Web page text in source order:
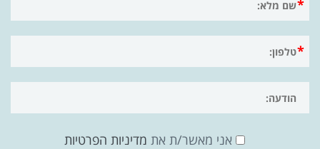
אני מאשר/ת את מדיניות הפרטיות